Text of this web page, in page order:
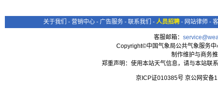
关于我们 - 营销中心 - 广告服务 - 联系我们 - 人员招聘 - 网站律师 -
客服邮箱：
Copyright©中国气象局公共气象服务
制作维护与商务
郑重声明：使用本站天气信息，请与本站联
京ICP证010385号 京公网安备